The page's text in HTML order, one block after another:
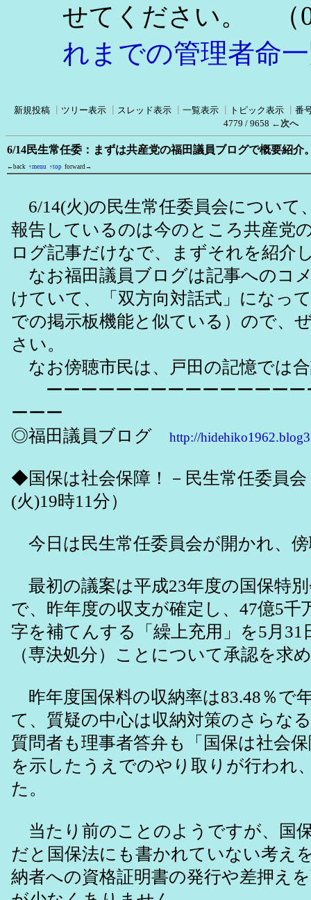
せてください。
（
れまでの管理者命
新規投稿 ツリー表示 スレッド表示 一覧表示 トピック表示
番
4779 / 9658 ←次へ
6/14民生常任委：まずは共産党の福田議員ブログで概要紹介
←back ↑menu ↑top forward→
6/14(火)の民生常任委員会について
報告しているのは今のところ共産党
ログ記事だけなで、まずそれを紹介
なお福田議員ブログは記事へのコ
けていて、「双方向対話式」になっ
での掲示板機能と似ている）ので、
さい。
なお傍聴市民は、戸田の記憶では
ーーーーーーーーーーーーーーー
ーーー
◎福田議員ブログ
http://
◆国保は社会保障！－民生常任委員会
(火)19時11分）
今日は民生常任委員会が開かれ、
最初の議案は平成23年度の国保特
で、昨年度の収支が確定し、47億5千
字を補てんする「繰上充用」を5月31
（専決処分）ことについて承認を求
昨年度国保料の収納率は83.48％で
て、質疑の中心は収納対策のさらな
質問者も理事者答弁も「国保は社会
を示したうえでのやり取りが行われ
た。
当たり前のことのようですが、国
だと国保法にも書かれていない考え
納者への資格証明書の発行や差押え